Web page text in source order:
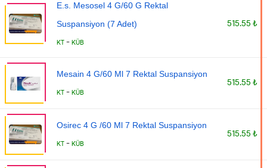
E.s. Mesosel 4 G/60 G Rektal
Suspansiyon (7 Adet)
KT - KÜB
515.55 ₺
Mesain 4 G/60 Ml 7 Rektal Suspansiyon
KT - KÜB
515.55 ₺
Osirec 4 G /60 Ml 7 Rektal Suspansiyon
KT - KÜB
515.55 ₺